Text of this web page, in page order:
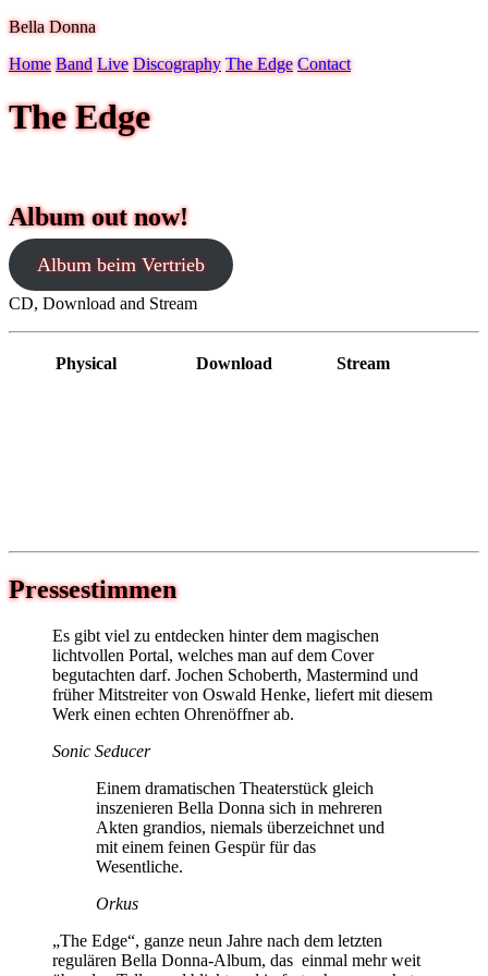
Bella Donna
Home Band Live Discography The Edge Contact
The Edge
Album out now!
Album beim Vertrieb
CD, Download and Stream
Physical Download Stream
Pressestimmen
Es gibt viel zu entdecken hinter dem magischen
lichtvollen Portal, welches man auf dem Cover
begutachten darf. Jochen Schoberth, Mastermind und
früher Mitstreiter von Oswald Henke, liefert mit diesem
Werk einen echten Ohrenöffner ab.
Sonic Seducer
Einem dramatischen Theaterstück gleich
inszenieren Bella Donna sich in mehreren
Akten grandios, niemals überzeichnet und
mit einem feinen Gespür für das
Wesentliche.
Orkus
„The Edge“, ganze neun Jahre nach dem letzten
regulären Bella Donna-Album, das einmal mehr weit